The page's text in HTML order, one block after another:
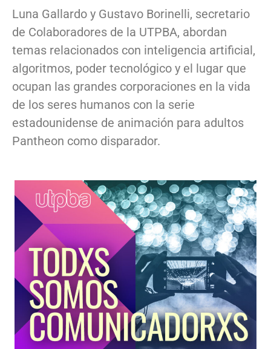
Luna Gallardo y Gustavo Borinelli, secretario
de Colaboradores de la UTPBA, abordan
temas relacionados con inteligencia artificial,
algoritmos, poder tecnológico y el lugar que
ocupan las grandes corporaciones en la vida
de los seres humanos con la serie
estadounidense de animación para adultos
Pantheon como disparador.